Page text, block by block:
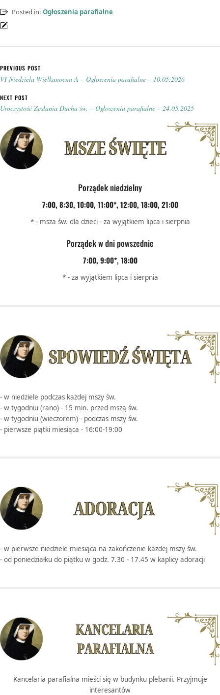
Posted in: Ogłoszenia parafialne
Nawigacja wpisu
PREVIOUS POST
VI Niedziela Wielkanocna A – Ogłoszenia parafialne – 10.05.2026
NEXT POST
Uroczystość Zesłania Ducha św. – Ogłoszenia parafialne – 24.05.2025
Porządek niedzielny
7:00, 8:30, 10:00, 11:00*, 12:00, 18:00, 21:00
* - msza św. dla dzieci - za wyjątkiem lipca i sierpnia
Porządek w dni powszednie
7:00, 9:00*, 18:00
* - za wyjątkiem lipca i sierpnia
- w niedziele podczas każdej mszy św.
- w tygodniu (rano) - 15 min. przed mszą św.
- w tygodniu (wieczorem) - podczas mszy św.
- pierwsze piątki miesiąca - 16:00-19:00
- w pierwsze niedziele miesiąca na zakończenie każdej mszy św.
- od poniedziałku do piątku w godz. 7.30 - 17.45 w kaplicy adoracji
Kancelaria parafialna mieści się w budynku plebanii. Przyjmuje
interesantów